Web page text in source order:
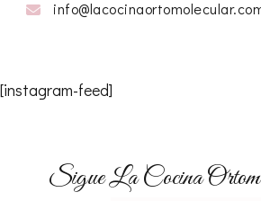
[instagram-feed]
Sigue La Cocina